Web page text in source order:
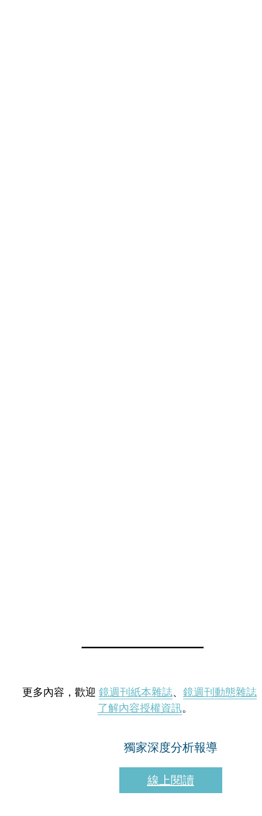
更多內容，歡迎 鏡週刊紙本雜誌、 鏡週刊動態雜誌
了解內容授權資訊。
獨家深度分析報導
線上閱讀